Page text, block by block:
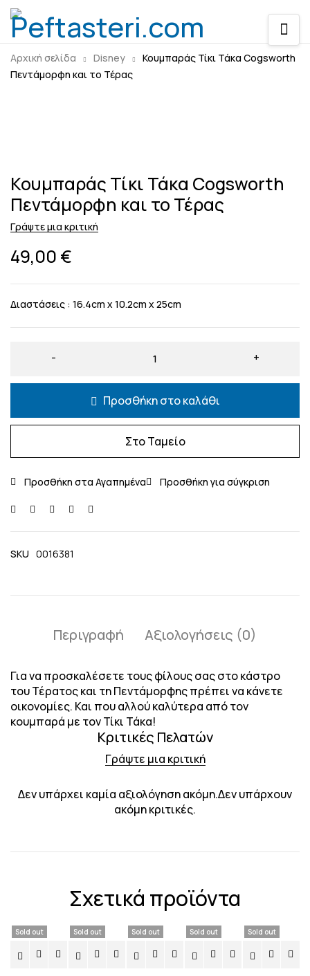
Αρχική σελίδα Disney
Κουμπαράς Τίκι Τάκα Cogsworth
Πεντάμορφη και το Τέρας
Κουμπαράς Τίκι Τάκα Cogsworth
Πεντάμορφη και το Τέρας
Γράψτε μια κριτική
49,00 €
Διαστάσεις : 16.4cm x 10.2cm x 25cm
Προσθήκη στο καλάθι
Στο Ταμείο
SKU 0016381
Περιγραφή Αξιολογήσεις (0)
Για να προσκαλέσετε τους φίλους σας στο κάστρο
του Τέρατος και τη Πεντάμορφης πρέπει να κάνετε
οικονομίες. Και που αλλού καλύτερα από τον
κουμπαρά με τον Τίκι Τάκα!
Κριτικές Πελατών
Γράψτε μια κριτική
Δεν υπάρχει καμία αξιολόγηση ακόμη.Δεν υπάρχουν
ακόμη κριτικές.
Σχετικά προϊόντα
Sold out Sold out Sold out Sold out Sold out